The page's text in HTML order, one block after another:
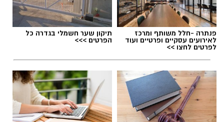
במוזיאון מציינים כי הם מחפשים מועמד או מועמדת
בעלי "ראש מלא ברעיונות", שיצטרפו להובלת
הפעילות החינוכית והקהילתית של אחד ממוסדות
התרבות הבולטים בעיר.
לפרטים המלאים ולהגשת מועמדות ניתן להיכנס
לעמוד הדרושים של החברה העירונית:
להגשת מועמדות לחצו כאן
תגים:משרד הבריאות, חומרים מסוכנים, מרכז
ההחלקות
פנתרה -חלל משותף ומרכז
לאירועים עסקיים ופרטיים ועוד
לפרטים לחצו >>
תיקון שער חשמלי בגדרה כל
הפרטים >>>